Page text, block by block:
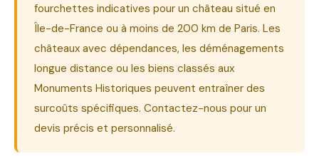
fourchettes indicatives pour un château situé en
Île-de-France ou à moins de 200 km de Paris. Les
châteaux avec dépendances, les déménagements
longue distance ou les biens classés aux
Monuments Historiques peuvent entraîner des
surcoûts spécifiques. Contactez-nous pour un
devis précis et personnalisé.